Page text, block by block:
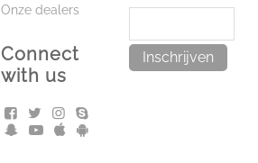
Onze dealers
Connect
with us
Inschrijven